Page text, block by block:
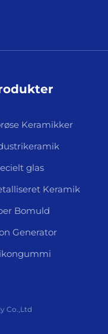
Keramikker
glas
Keramik
Bomuld
Generator
Co.,Ltd